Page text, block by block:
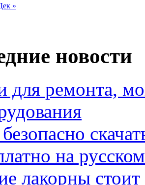
»
новости
для ремонта,
на
лакорны